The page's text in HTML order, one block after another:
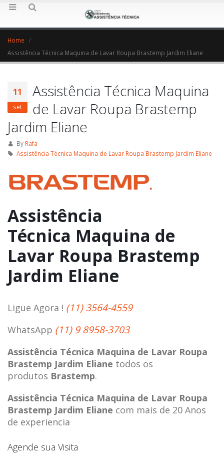
Home
Assistência Técnica Maquina de Lavar Roupa Brastemp Jardim Eliane
11
set
Assistência Técnica Maquina
de Lavar Roupa Brastemp
Jardim Eliane
By Rafa
Assistência Técnica Maquina de Lavar Roupa Brastemp Jardim Eliane
Assistência
Técnica Maquina de
Lavar Roupa Brastemp
Jardim Eliane
Ligue Agora ! (11) 3564-4559
WhatsApp (11) 9 8958-3703
Assistência Técnica Maquina de Lavar Roupa
Brastemp Jardim Eliane todos os
produtos Brastemp.
Assistência Técnica Maquina de Lavar Roupa
Brastemp Jardim Eliane com mais de 20 Anos
de experiencia
Agende sua Visita